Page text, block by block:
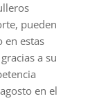
pueden
en estas
a su
en el